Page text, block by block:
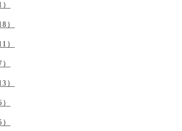
）
）
）